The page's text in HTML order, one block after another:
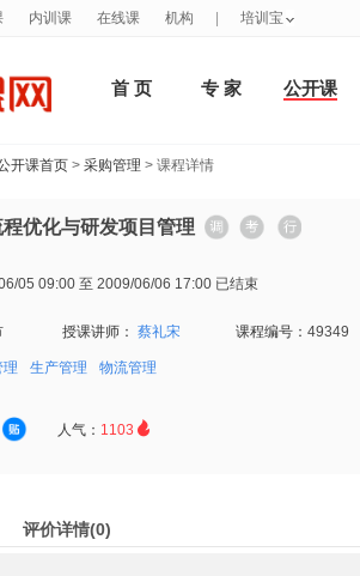
首 页 专 家 公开课
开课首页 > 采购管理 > 课程详情
优化与研发项目管理
05 09:00 至 2009/06/06 17:00 已结束
授课讲师： 蔡礼宋 课程编号： 49349
理 生产管理 物流管理
人气： 1103 
评价详情(0)
内训课 在线课 机构 培训宝